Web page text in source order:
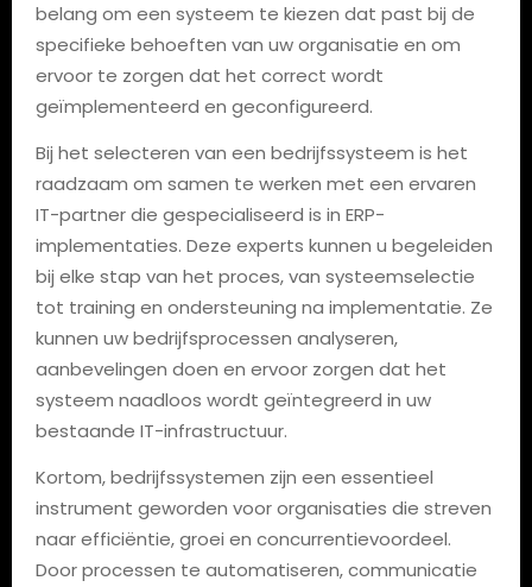
belang om een systeem te kiezen dat past bij de
specifieke behoeften van uw organisatie en om
ervoor te zorgen dat het correct wordt
geïmplementeerd en geconfigureerd.
Bij het selecteren van een bedrijfssysteem is het
raadzaam om samen te werken met een ervaren
IT-partner die gespecialiseerd is in ERP-
implementaties. Deze experts kunnen u begeleiden
bij elke stap van het proces, van systeemselectie
tot training en ondersteuning na implementatie. Ze
kunnen uw bedrijfsprocessen analyseren,
aanbevelingen doen en ervoor zorgen dat het
systeem naadloos wordt geïntegreerd in uw
bestaande IT-infrastructuur.
Kortom, bedrijfssystemen zijn een essentieel
instrument geworden voor organisaties die streven
naar efficiëntie, groei en concurrentievoordeel.
Door processen te automatiseren, communicatie